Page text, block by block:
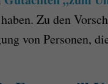
Zu den
von Personen,